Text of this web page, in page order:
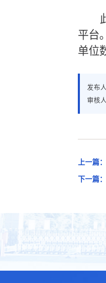
平台
单位
发布
审核
上一篇：
下一篇：